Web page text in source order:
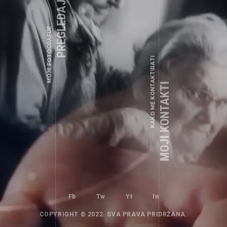
MOJE FOTOGRAFIJE
UNCATEGORIZED
BEZ KATEGORIJE KAKO ME KONTAKTIRATIMOJI KONTAKTI
++387 63 820 370
bazik1966@gmail.com
Fb Tw In
Fb Tw Yt In
COPYRIGHT © 2022. SVA PRAVA PRIDRŽANA.